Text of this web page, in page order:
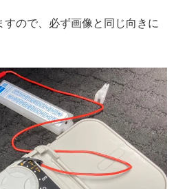
すので、必ず画像と同じ向きに